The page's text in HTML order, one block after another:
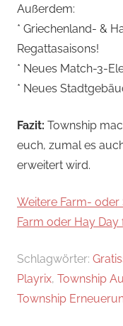
Außerdem:
* Griechenland- &
Regattasaisons!
* Neues Match-3-
* Neues
Fazit: Township
euch, zumal es
erweitert wird.
Weitere Farm- oder
Farm oder Hay Day
Schlagwörter:
Playrix, Township
Township